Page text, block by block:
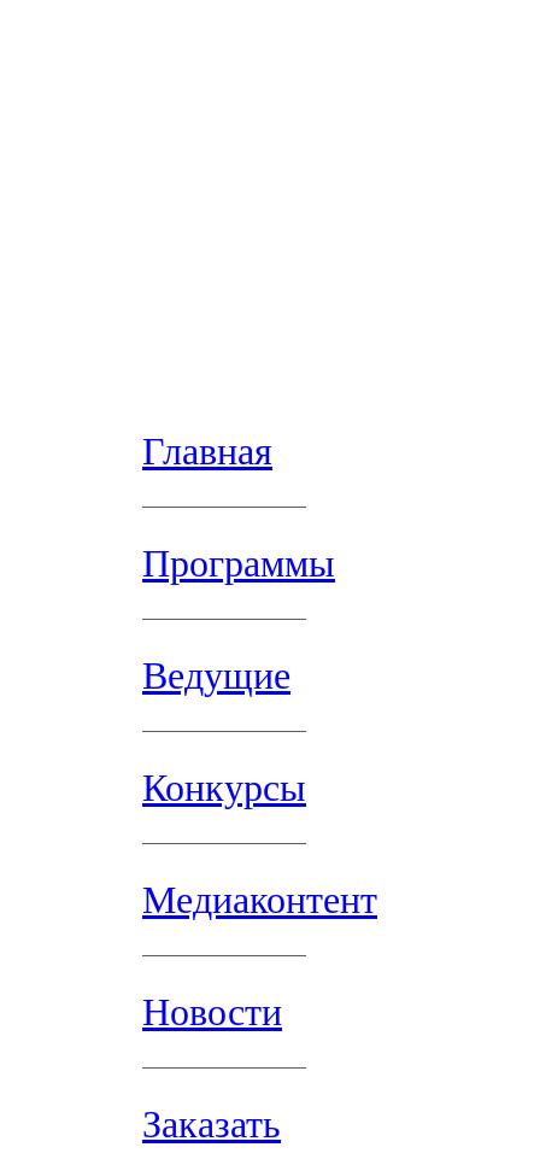
Главная
Программы
Ведущие
Конкурсы
Медиаконтент
Новости
Заказать